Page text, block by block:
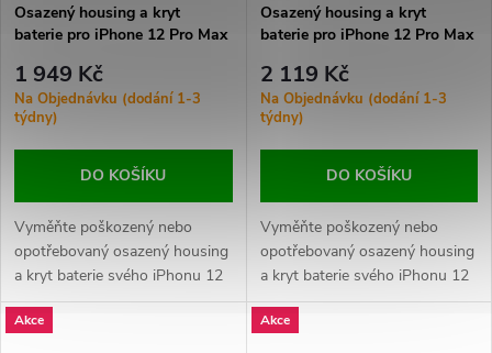
Osazený housing a kryt
baterie pro iPhone 12 Pro Max
1 949 Kč
Na Objednávku (dodání 1-3
týdny)
DO KOŠÍKU
Vyměňte poškozený nebo
opotřebovaný osazený housing
a kryt baterie svého iPhonu 12
Pro Max. Součástí je logo Apple
a všechny potřebné
Osazený housing a kryt
baterie pro iPhone 12 Pro Max
2 119 Kč
Na Objednávku (dodání 1-3
týdny)
DO KOŠÍKU
Vyměňte poškozený nebo
opotřebovaný osazený housing
a kryt baterie svého iPhonu 12
Pro Max. Součástí je logo Apple
a všechny potřebné
Akce Akce